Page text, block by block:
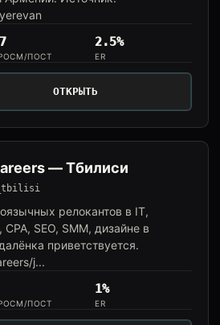
ПОСТ
2.5%
ER
ОТКРЫТЬ
— Тбилиси
релокантов в IT,
SEO, SMM, дизайне в
приветствуется.
j...
ПОСТ
1%
ER